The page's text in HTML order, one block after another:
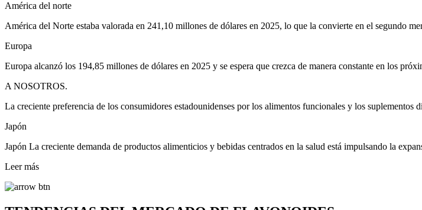
América del norte
América del Norte estaba valorada en 241,10 millones de dólares en 2025, lo que la convierte en el segundo
Europa
Europa alcanzó los 194,85 millones de dólares en 2025 y se espera que crezca de manera constante en los
A NOSOTROS.
La creciente preferencia de los consumidores estadounidenses por los alimentos funcionales y los suplementos
Japón
Japón La creciente demanda de productos alimenticios y bebidas centrados en la salud está impulsando la
Leer más